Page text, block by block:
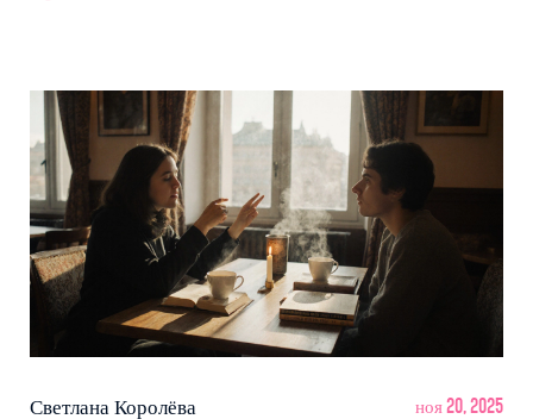
Светлана Королёва ноя 20, 2025